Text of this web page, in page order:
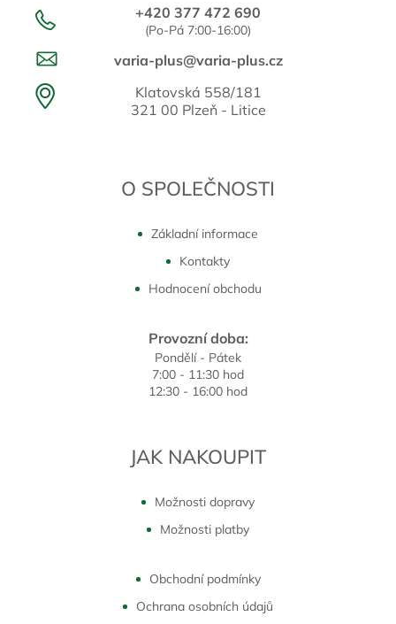
+420 377 472 690
(Po-Pá 7:00-16:00)
varia-plus@varia-plus.cz
Klatovská 558/181
321 00 Plzeň - Litice
O SPOLEČNOSTI
Základní informace
Kontakty
Hodnocení obchodu
Provozní doba:
Pondělí - Pátek
7:00 - 11:30 hod
12:30 - 16:00 hod
JAK NAKOUPIT
Možnosti dopravy
Možnosti platby
Obchodní podmínky
Ochrana osobních údajů